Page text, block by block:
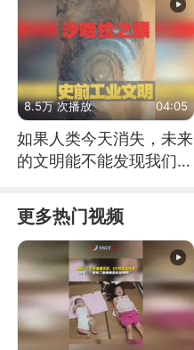
8.5万 次播放 04:05
如果人类今天消失，未来
的文明能不能发现我们存
更多热门视频